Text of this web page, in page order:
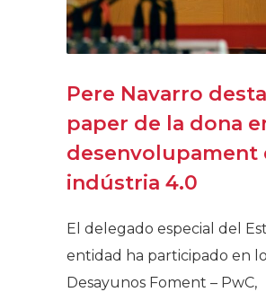
Pere Navarro
paper de la dona
desenvolupament
indústria 4.0
El delegado especial del
entidad ha participado en
Desayunos Foment – PwC,